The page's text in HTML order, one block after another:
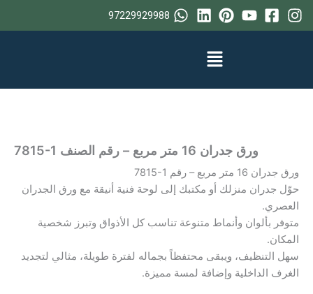
تخطي
إلى
97229929988
ورق جدران 16 متر مربع – رقم الصنف ‎7815-1
ورق جدران 16 متر مربع – رقم ‎7815-1
حوّل جدران منزلك أو مكتبك إلى لوحة فنية أنيقة مع ورق الجدران
العصري.
متوفر بألوان وأنماط متنوعة تناسب كل الأذواق وتبرز شخصية
المكان.
سهل التنظيف، ويبقى محتفظاً بجماله لفترة طويلة، مثالي لتجديد
الغرف الداخلية وإضافة لمسة مميزة.